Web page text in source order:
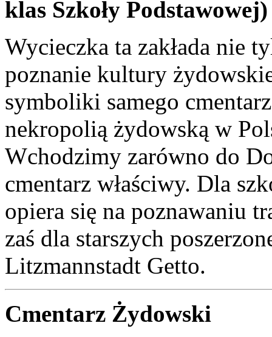
klas Szkoły Podstawowej)
Wycieczka ta zakłada nie
poznanie kultury
symboliki samego
nekropolią żydowską w
Wchodzimy zarówno do
cmentarz właściwy. Dla
opiera się na poznawaniu
zaś dla starszych
Litzmannstadt Getto.
Cmentarz Żydowski